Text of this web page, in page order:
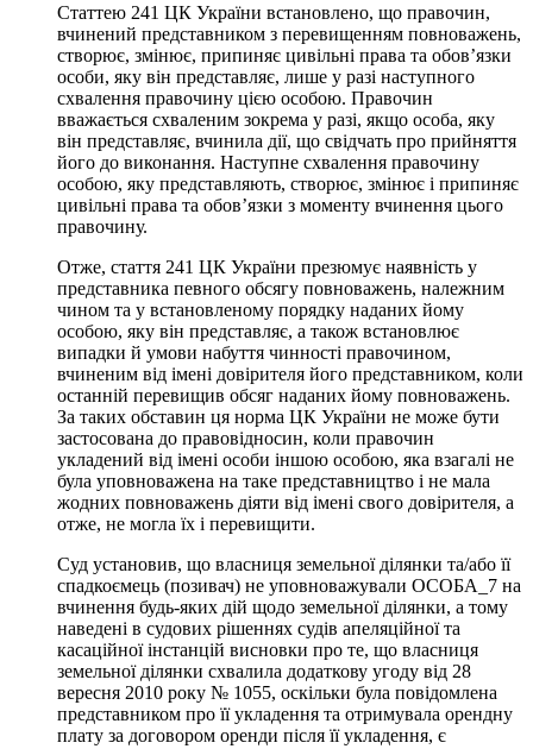
Статтею 241 ЦК України встановлено, що правочин,
вчинений представником з перевищенням повноважень,
створює, змінює, припиняє цивільні права та обов’язки
особи, яку він представляє, лише у разі наступного
схвалення правочину цією особою. Правочин
вважається схваленим зокрема у разі, якщо особа, яку
він представляє, вчинила дії, що свідчать про прийняття
його до виконання. Наступне схвалення правочину
особою, яку представляють, створює, змінює і припиняє
цивільні права та обов’язки з моменту вчинення цього
правочину.
Отже, стаття 241 ЦК України презюмує наявність у
представника певного обсягу повноважень, належним
чином та у встановленому порядку наданих йому
особою, яку він представляє, а також встановлює
випадки й умови набуття чинності правочином,
вчиненим від імені довірителя його представником, коли
останній перевищив обсяг наданих йому повноважень.
За таких обставин ця норма ЦК України не може бути
застосована до правовідносин, коли правочин
укладений від імені особи іншою особою, яка взагалі не
була уповноважена на таке представництво і не мала
жодних повноважень діяти від імені свого довірителя, а
отже, не могла їх і перевищити.
Суд установив, що власниця земельної ділянки та/або її
спадкоємець (позивач) не уповноважували ОСОБА_7 на
вчинення будь-яких дій щодо земельної ділянки, а тому
наведені в судових рішеннях судів апеляційної та
касаційної інстанцій висновки про те, що власниця
земельної ділянки схвалила додаткову угоду від 28
вересня 2010 року № 1055, оскільки була повідомлена
представником про її укладення та отримувала орендну
плату за договором оренди після її укладення, є